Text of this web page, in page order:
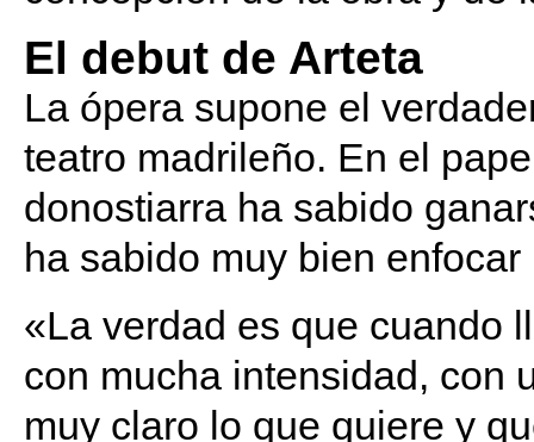
El debut de Arteta
La ópera supone el
teatro madrileño. En el
donostiarra ha sabido
ha sabido muy bien
«La verdad es que cuando
con mucha intensidad, con
muy claro lo que quiere y